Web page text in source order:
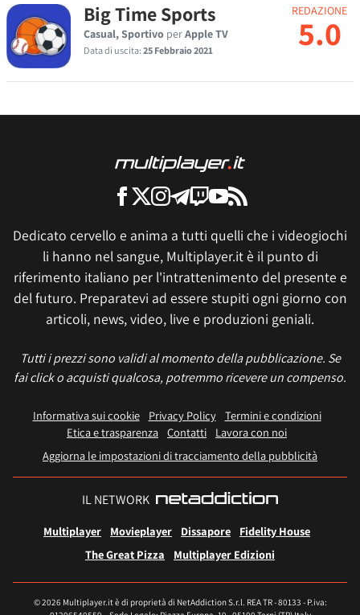
Big Time Sports
Casual, Sportivo perApple TV
Data di uscita:25 Febbraio 2021
REDAZIONE
5.0
Dedicato cervello e anima a tutti quelli che i videogiochi
li hanno nel sangue, Multiplayer.it è il punto di
riferimento italiano per l'intrattenimento del presente e
del futuro. Preparatevi ad essere stupiti ogni giorno con
articoli, news, video, live e produzioni geniali.
Tutti i prezzi sono validi al momento della pubblicazione. Se
fai click o acquisti qualcosa, potremmo ricevere un compenso.
Informativa sui cookie Privacy Policy
Termini e condizioni
Etica e trasparenza Contatti
Lavora con noi
Aggiorna le impostazioni di tracciamento della pubblicità
IL NETWORK
Multiplayer Movieplayer Dissapore
Fidelity House
The Great Pizza
Multiplayer Edizioni
© 2026 Multiplayer.it è di proprietà di NetAddiction S.r.l. REA TR - 80133 - P.iva: